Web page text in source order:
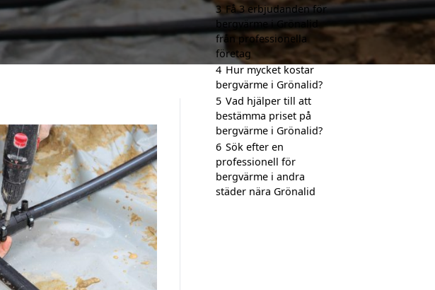
3 Få 3 erbjudanden för
bergvärme i Grönalid
från professionella
företag
4 Hur mycket kostar
bergvärme i Grönalid?
5 Vad hjälper till att
bestämma priset på
bergvärme i Grönalid?
6 Sök efter en
professionell för
bergvärme i andra
städer nära Grönalid